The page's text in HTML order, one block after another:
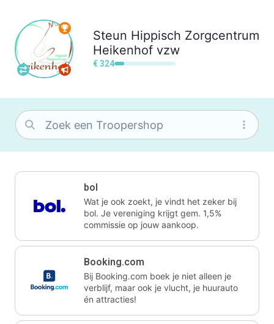
Steun Hippisch Zorgcentrum
Heikenhof vzw
€ 324
bol
Wat je ook zoekt, je vindt het zeker bij
bol. Je vereniging krijgt gem. 1,5%
commissie op jouw aankoop.
Booking.com
Bij Booking.com boek je niet alleen je
verblijf, maar ook je vlucht, je huurauto
én attracties!